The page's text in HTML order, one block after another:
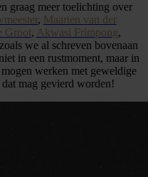
graag meer toelichting over
, Maarten van der
Groot, Akwasi Frimpong,
we al schreven bovenaan
in een rustmoment, maar in
werken met geweldige
mag gevierd worden!